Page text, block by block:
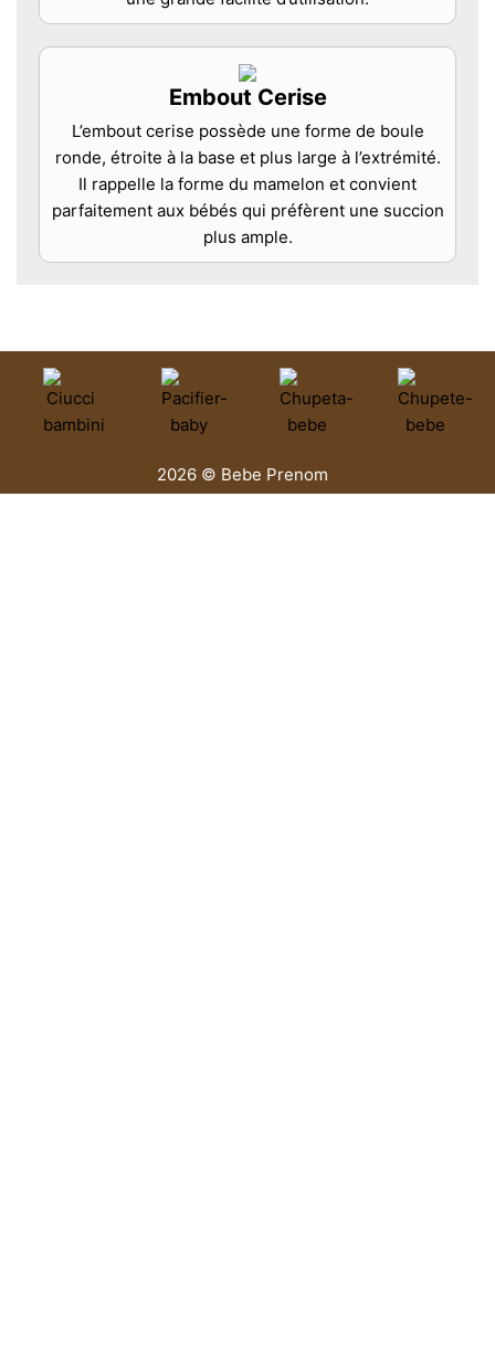
Embout Cerise
L’embout cerise possède une forme de boule
ronde, étroite à la base et plus large à l’extrémité.
Il rappelle la forme du mamelon et convient
parfaitement aux bébés qui préfèrent une succion
plus ample.
2026 © Bebe Prenom